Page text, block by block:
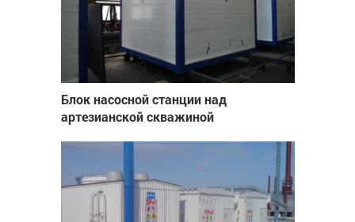
Блок насосной станции над
артезианской скважиной